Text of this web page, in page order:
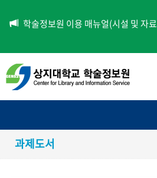
학술정보원 이용 매뉴얼(시설 및 자
과제도서